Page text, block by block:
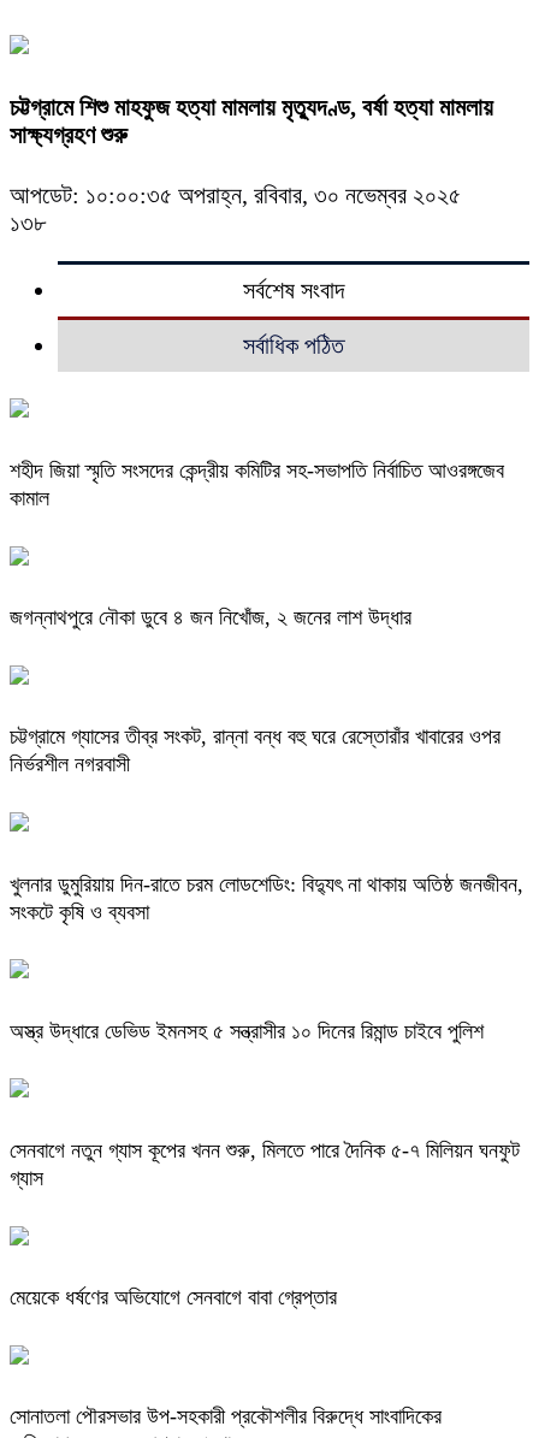
চট্টগ্রামে শিশু মাহফুজ হত্যা মামলায় মৃত্যুদণ্ড, বর্ষা হত্যা মামলায়
সাক্ষ্যগ্রহণ শুরু
আপডেট: ১০:০০:৩৫ অপরাহ্ন, রবিবার, ৩০ নভেম্বর ২০২৫
১৩৮
সর্বশেষ সংবাদ
সর্বাধিক পঠিত
শহীদ জিয়া স্মৃতি সংসদের কেন্দ্রীয় কমিটির সহ-সভাপতি নির্বাচিত আওরঙ্গজেব
কামাল
জগন্নাথপুরে নৌকা ডুবে ৪ জন নিখোঁজ, ২ জনের লাশ উদ্ধার
চট্টগ্রামে গ্যাসের তীব্র সংকট, রান্না বন্ধ বহু ঘরে রেস্তোরাঁর খাবারের ওপর
নির্ভরশীল নগরবাসী
খুলনার ডুমুরিয়ায় দিন-রাতে চরম লোডশেডিং: বিদ্যুৎ না থাকায় অতিষ্ঠ জনজীবন,
সংকটে কৃষি ও ব্যবসা
অস্ত্র উদ্ধারে ডেভিড ইমনসহ ৫ সন্ত্রাসীর ১০ দিনের রিমান্ড চাইবে পুলিশ
সেনবাগে নতুন গ্যাস কূপের খনন শুরু, মিলতে পারে দৈনিক ৫-৭ মিলিয়ন ঘনফুট
গ্যাস
মেয়েকে ধর্ষণের অভিযোগে সেনবাগে বাবা গ্রেপ্তার
সোনাতলা পৌরসভার উপ-সহকারী প্রকৌশলীর বিরুদ্ধে সাংবাদিকের